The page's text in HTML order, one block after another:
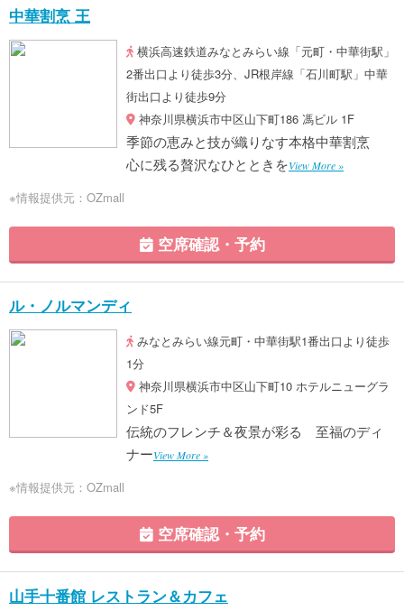
中華割烹 王
横浜高速鉄道みなとみらい線「元町・中華街駅」
2番出口より徒歩3分、JR根岸線「石川町駅」中華
街出口より徒歩9分
神奈川県横浜市中区山下町186 馮ビル 1F
季節の恵みと技が織りなす本格中華割烹
心に残る贅沢なひとときをView More »
※情報提供元：OZmall
空席確認・予約
ル・ノルマンディ
みなとみらい線元町・中華街駅1番出口より徒歩
1分
神奈川県横浜市中区山下町10 ホテルニューグラ
ンド5F
伝統のフレンチ＆夜景が彩る 至福のディ
ナーView More »
※情報提供元：OZmall
空席確認・予約
山手十番館 レストラン＆カフェ